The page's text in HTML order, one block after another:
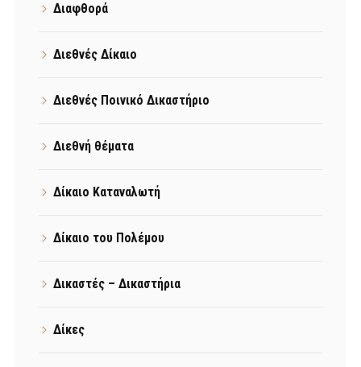
Διαφθορά
Διεθνές Δίκαιο
Διεθνές Ποινικό Δικαστήριο
Διεθνή θέματα
Δίκαιο Καταναλωτή
Δίκαιο του Πολέμου
Δικαστές – Δικαστήρια
Δίκες